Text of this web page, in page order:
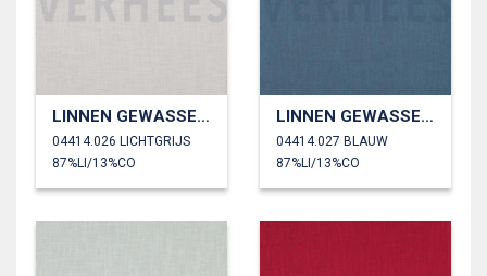
LINNEN GEWASSEN 230 GM2
04414.026 LICHTGRIJS
87%LI/13%CO
LINNEN GEWASSEN 230 GM2
04414.027 BLAUW
87%LI/13%CO